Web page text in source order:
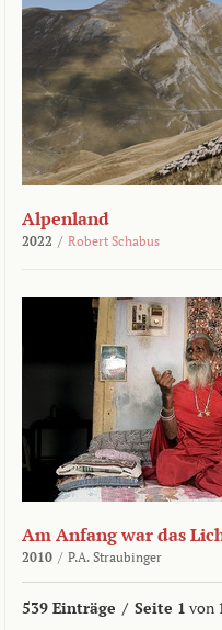
Alpenland
2022 / Robert Schabus
Am Anfang war das
2010 / P.A. Straubinger
539 Einträge / Seite 1 von